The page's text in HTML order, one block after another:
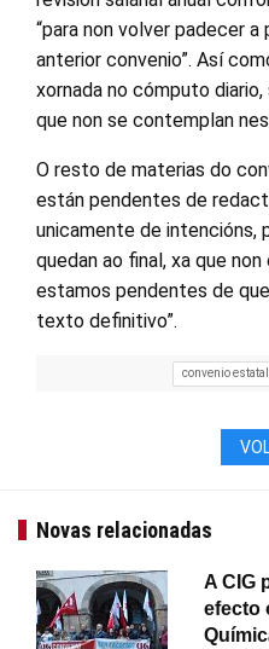
“para non volver padecer
anterior convenio”. Así
xornada no cómputo diario,
que non se contemplan
O resto de materias do
están pendentes de
unicamente de intencións,
quedan ao final, xa que
estamos pendentes de
texto definitivo”.
convenio
Novas relacionadas
A CIG
efecto